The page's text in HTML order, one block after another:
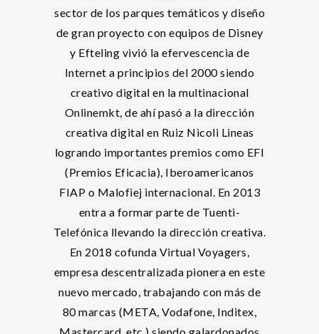
sector de los parques temáticos y diseño
de gran proyecto con equipos de Disney
y Efteling vivió la efervescencia de
Internet a principios del 2000 siendo
creativo digital en la multinacional
Onlinemkt, de ahí pasó a la dirección
creativa digital en Ruiz Nicoli Lineas
logrando importantes premios como EFI
(Premios Eficacia), Iberoamericanos
FIAP o Malofiej internacional. En 2013
entra a formar parte de Tuenti-
Telefónica llevando la dirección creativa.
En 2018 cofunda Virtual Voyagers,
empresa descentralizada pionera en este
nuevo mercado, trabajando con más de
80 marcas (META, Vodafone, Inditex,